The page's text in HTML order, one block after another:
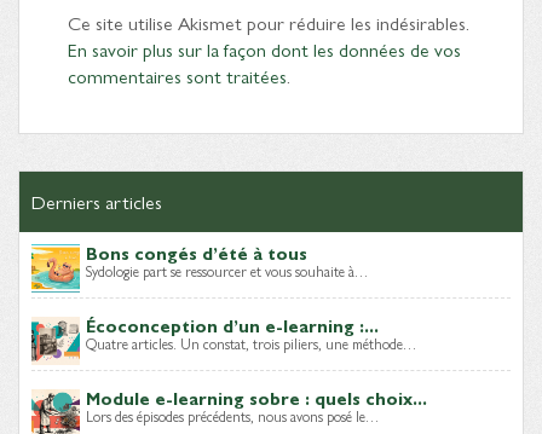
Ce site utilise Akismet pour réduire les indésirables.
En savoir plus sur la façon dont les données de vos
commentaires sont traitées.
Derniers articles
Bons congés d’été à tous
Sydologie part se ressourcer et vous souhaite à…
Écoconception d’un e-learning :...
Quatre articles. Un constat, trois piliers, une méthode…
Module e-learning sobre : quels choix...
Lors des épisodes précédents, nous avons posé le…